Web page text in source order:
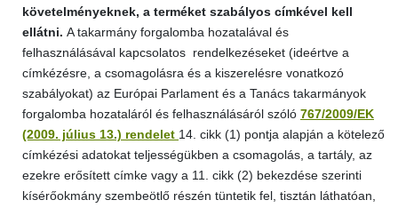
követelményeknek, a terméket szabályos címkével kell
ellátni. A takarmány forgalomba hozatalával és
felhasználásával kapcsolatos rendelkezéseket (ideértve a
címkézésre, a csomagolásra és a kiszerelésre vonatkozó
szabályokat) az Európai Parlament és a Tanács takarmányok
forgalomba hozataláról és felhasználásáról szóló 767/2009/EK
(2009. július 13.) rendelet 14. cikk (1) pontja alapján a kötelező
címkézési adatokat teljességükben a csomagolás, a tartály, az
ezekre erősített címke vagy a 11. cikk (2) bekezdése szerinti
kísérőokmány szembeötlő részén tüntetik fel, tisztán láthatóan,